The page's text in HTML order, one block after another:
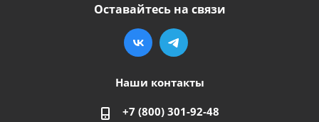
Оставайтесь на связи
Наши контакты
+7 (800) 301-92-48